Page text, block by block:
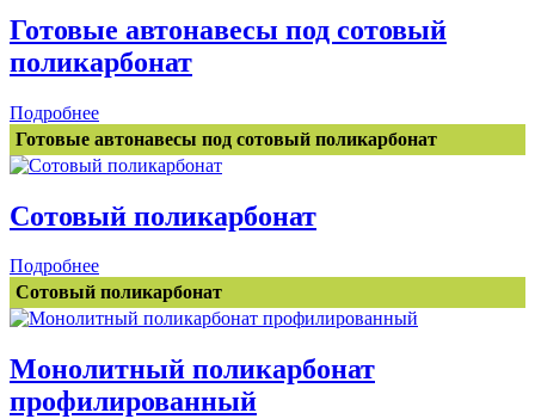
Готовые автонавесы под сотовый
поликарбонат
Подробнее
Готовые автонавесы под сотовый поликарбонат
Сотовый поликарбонат
Подробнее
Сотовый поликарбонат
Монолитный поликарбонат
профилированный